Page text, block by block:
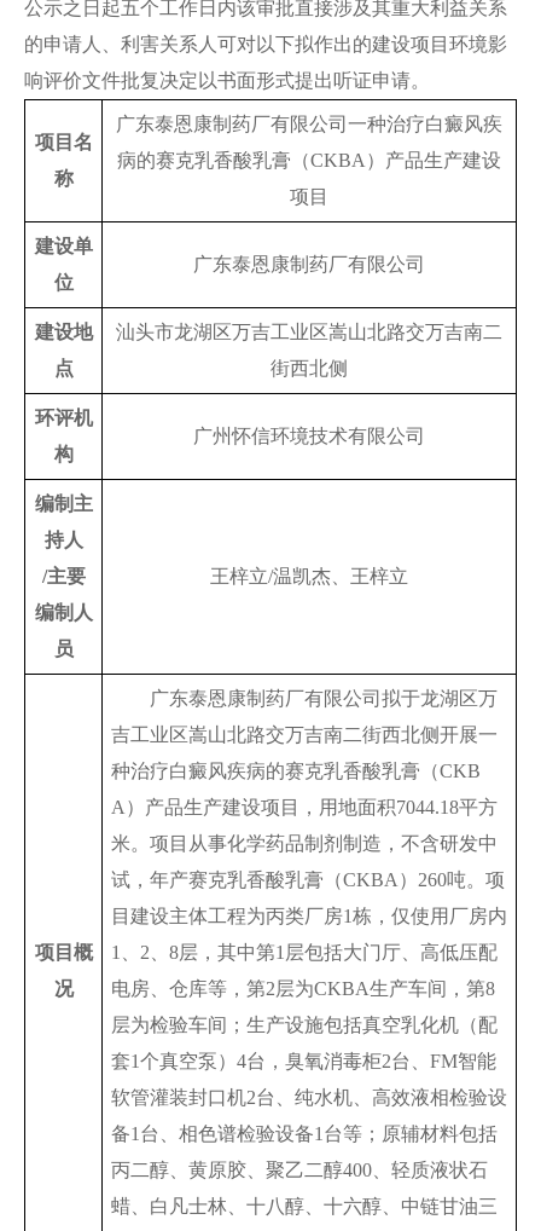
公示之日起五个工作日内该审批直接涉及其重大利益关系
的申请人、利害关系人可对以下拟作出的建设项目环境影
响评价文件批复决定以书面形式提出听证申请。
项目名
称
广东泰恩康制药厂有限公司一种治疗白癜风疾
病的赛克乳香酸乳膏（CKBA）产品生产建设
项目
建设单
位
广东泰恩康制药厂有限公司
建设地
点
汕头市龙湖区万吉工业区嵩山北路交万吉南二
街西北侧
环评机
构
广州怀信环境技术有限公司
编制主
持人
/主要
编制人
员
王梓立/温凯杰、王梓立
项目概
况
广东泰恩康制药厂有限公司拟于龙湖区万
吉工业区嵩山北路交万吉南二街西北侧开展一
种治疗白癜风疾病的赛克乳香酸乳膏（CKB
A）产品生产建设项目，用地面积7044.18平方
米。项目从事化学药品制剂制造，不含研发中
试，年产赛克乳香酸乳膏（CKBA）260吨。项
目建设主体工程为丙类厂房1栋，仅使用厂房内
1、2、8层，其中第1层包括大门厅、高低压配
电房、仓库等，第2层为CKBA生产车间，第8
层为检验车间；生产设施包括真空乳化机（配
套1个真空泵）4台，臭氧消毒柜2台、FM智能
软管灌装封口机2台、纯水机、高效液相检验设
备1台、相色谱检验设备1台等；原辅材料包括
丙二醇、黄原胶、聚乙二醇400、轻质液状石
蜡、白凡士林、十八醇、十六醇、中链甘油三